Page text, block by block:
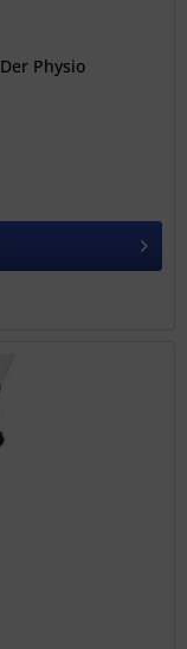
Physio